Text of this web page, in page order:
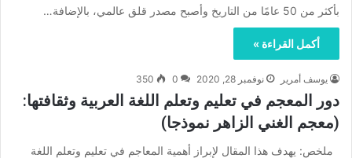
بأكثر من 50 عامًا من التاريخ وأصبح مصدر قلق عالمي، بالإضافة…
أكمل القراءة »
يوسف أمرير نوفمبر 28, 2020 0
350
دور المعجم في تعليم وتعلم اللغة العربية وثقافتها:
(معجم الغني الزاهر نموذجا)
ملخص: يهدف هذا المقال لإبراز أهمية المعاجم في تعليم وتعلم اللغة